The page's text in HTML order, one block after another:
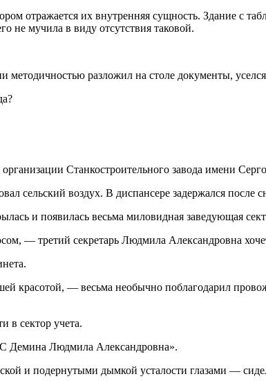
отражается их внутренняя сущность. Здание
не мучила в виду отсутствия таковой.
методичностью разложил на столе документы,
Станкостроительного завода имени
сельский воздух. В диспансере задержался после
и появилась весьма миловидная заведующая
— третий секретарь Людмила Александровна
красотой, — весьма необычно поблагодарил
в сектор учета.
Демина Людмила Александровна».
и подернутыми дымкой усталости глазами —